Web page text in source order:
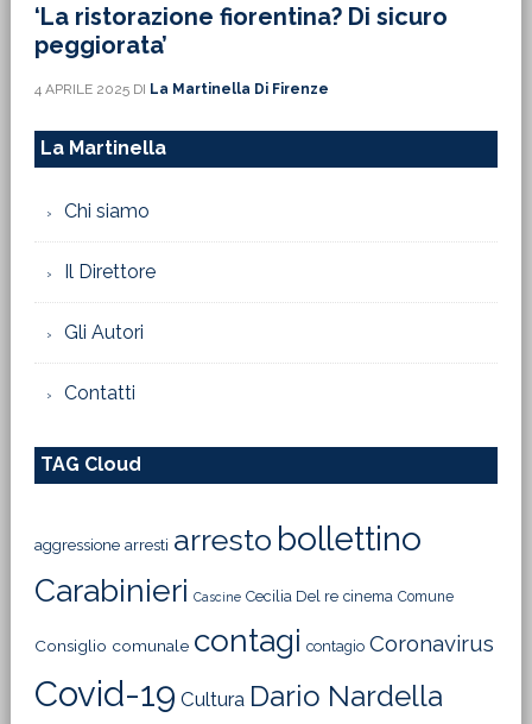
‘La ristorazione fiorentina? Di sicuro
peggiorata’
4 APRILE 2025DI La Martinella Di Firenze
La Martinella
Chi siamo
Il Direttore
Gli Autori
Contatti
TAG Cloud
aggressione arresti arresto bollettino
Carabinieri Cascine Cecilia Del re cinema Comune
Consiglio comunale contagi contagio Coronavirus
Covid-19 Cultura Dario Nardella